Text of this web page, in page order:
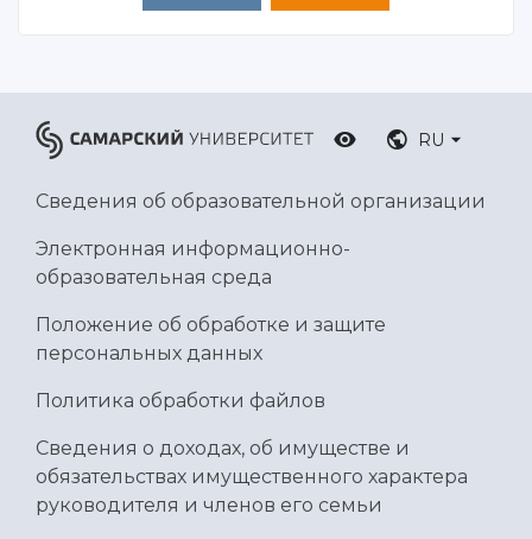
RU
Сведения об образовательной организации
Электронная информационно-
образовательная среда
Положение об обработке и защите
персональных данных
Политика обработки файлов
Сведения о доходах, об имуществе и
обязательствах имущественного характера
руководителя и членов его семьи